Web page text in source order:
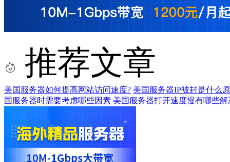
推荐文章
美国服务器如何提高网站访问速度? 美国服务器IP被封是什么
国服务器时需要考虑哪些因素 美国服务器打开速度慢有哪些解